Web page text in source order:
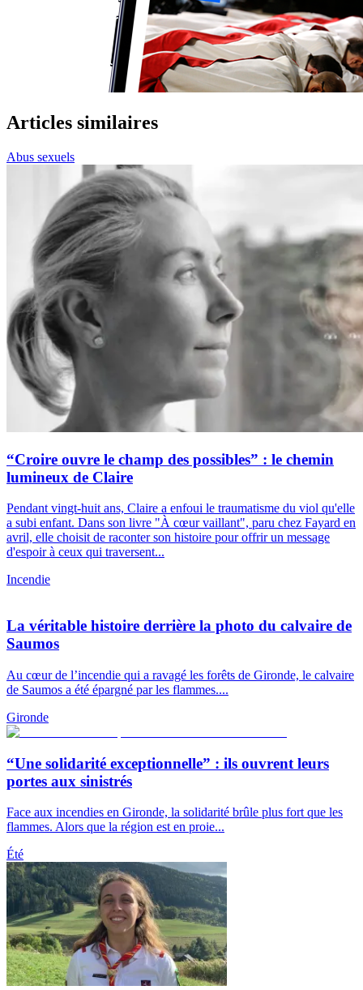
Articles similaires
Abus sexuels
“Croire ouvre le champ des possibles” : le chemin
lumineux de Claire
Pendant vingt-huit ans, Claire a enfoui le traumatisme du viol qu'elle
a subi enfant. Dans son livre "À cœur vaillant", paru chez Fayard en
avril, elle choisit de raconter son histoire pour offrir un message
d'espoir à ceux qui traversent...
Incendie
La véritable histoire derrière la photo du calvaire de
Saumos
Au cœur de l’incendie qui a ravagé les forêts de Gironde, le calvaire
de Saumos a été épargné par les flammes....
Gironde
“Une solidarité exceptionnelle” : ils ouvrent leurs
portes aux sinistrés
Face aux incendies en Gironde, la solidarité brûle plus fort que les
flammes. Alors que la région est en proie...
Été